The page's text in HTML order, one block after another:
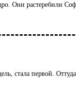
Они растеребили
стала первой.